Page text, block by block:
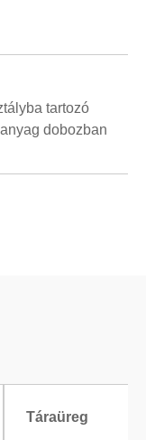
tartozó
dobozban
Táraüreg